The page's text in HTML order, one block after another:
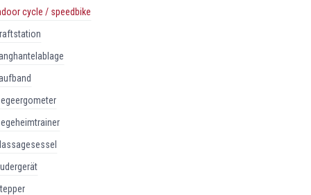
cycle / speedbike
kraftstation
massagesessel
rudergerät
stepper